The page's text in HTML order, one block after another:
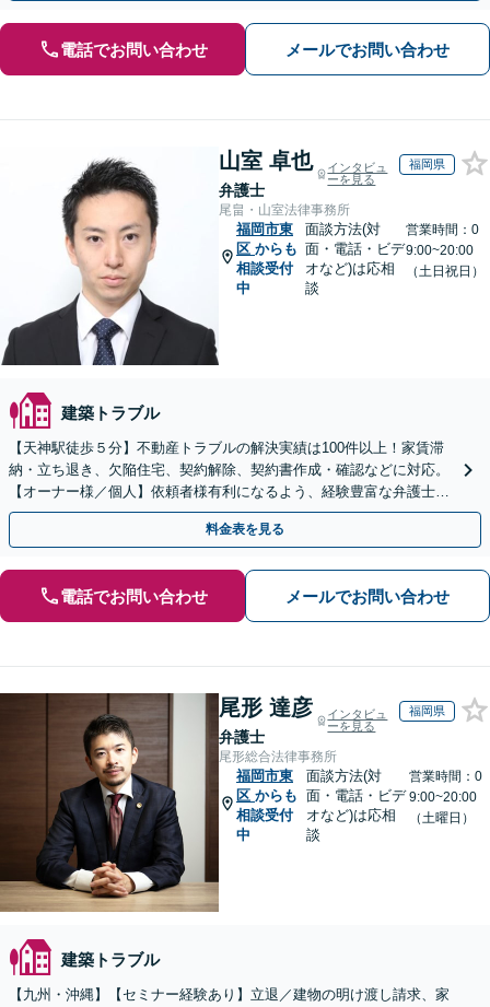
電話でお問い合わせ メールでお問い合わせ
山室 卓也
弁護士
インタビュ
ーを見る
福岡県
尾畠・山室法律事務所
福岡市東
区 からも
相談受付
中
面談方法(対
面・電話・ビデ
オなど)は応相
談
営業時間：0
9:00~20:00
（土日祝日）
建築トラブル
【天神駅徒歩５分】不動産トラブルの解決実績は100件以上！家賃滞
納・立ち退き、欠陥住宅、契約解除、契約書作成・確認などに対応。
【オーナー様／個人】依頼者様有利になるよう、経験豊富な弁護士が
交渉いたします。まずは電話相談からお越しください
料金表を見る
電話でお問い合わせ メールでお問い合わせ
尾形 達彦
弁護士
インタビュ
ーを見る
福岡県
尾形総合法律事務所
福岡市東
区 からも
相談受付
中
面談方法(対
面・電話・ビデ
オなど)は応相
談
営業時間：0
9:00~20:00
（土曜日）
建築トラブル
【九州・沖縄】【セミナー経験あり】立退／建物の明け渡し請求、家